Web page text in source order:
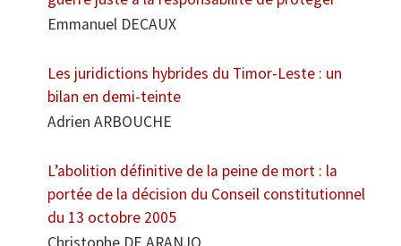
Emmanuel DECAUX
Les juridictions hybrides du Timor-Leste : un
bilan en demi-teinte
Adrien ARBOUCHE
L’abolition définitive de la peine de mort : la
portée de la décision du Conseil constitutionnel
du 13 octobre 2005